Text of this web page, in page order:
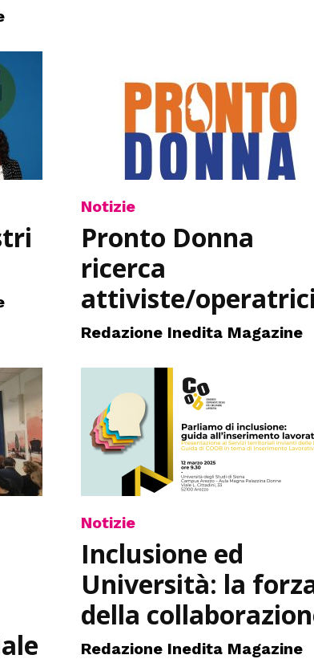
Notizie
Pronto Donna
ricerca
attiviste/operatrici
Redazione Inedita Magazine
Notizie
Inclusione ed
Università: la
della
Redazione Inedita Magazine